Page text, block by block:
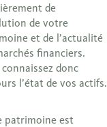
de
de votre
et de l’actualité
financiers.
donc
l’état de vos actifs.
patrimoine est